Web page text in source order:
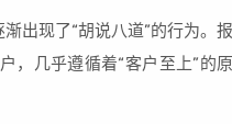
出现了“胡说八道”的行为。报
，几乎遵循着“客户至上”的原